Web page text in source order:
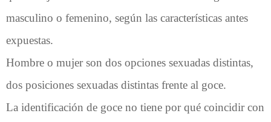
masculino o femenino, según las características antes
expuestas.
Hombre o mujer son dos opciones sexuadas distintas,
dos posiciones sexuadas distintas frente al goce.
La identificación de goce no tiene por qué coincidir con